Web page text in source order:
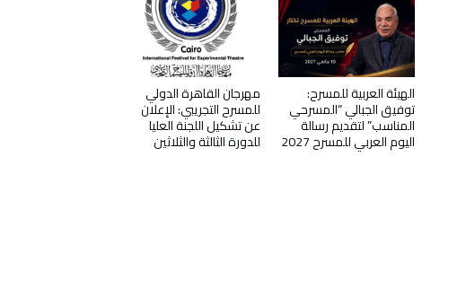
مهرجان القاهرة الدولي
للمسرح التجريبي: الإعلان
عن تشكيل اللجنة العليا
للدورة الثالثة والثلاثين
الهيئة العربية للمسرح:
توفيق الجبالي “المسرحي
المناسب” لتقديم رسالة
اليوم العربي للمسرح 2027